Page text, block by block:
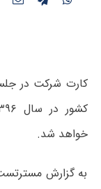
کارت شرکت در
خواهد شد.
به گزارش